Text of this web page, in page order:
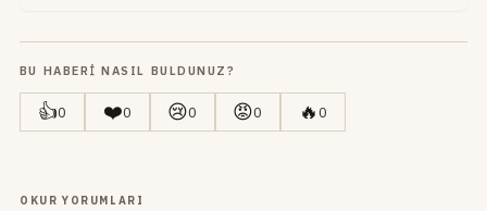
BU HABERI NASIL BULDUNUZ?
👍0 ❤️0 😢0 😡0 🔥0
OKUR YORUMLARI